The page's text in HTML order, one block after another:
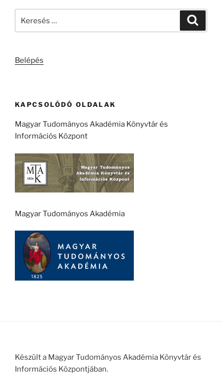
Belépés
KAPCSOLÓDÓ OLDALAK
Magyar Tudományos Akadémia Könyvtár és
Információs Központ
Magyar Tudományos Akadémia
Készült a Magyar Tudományos Akadémia Könyvtár és
Információs Központjában.